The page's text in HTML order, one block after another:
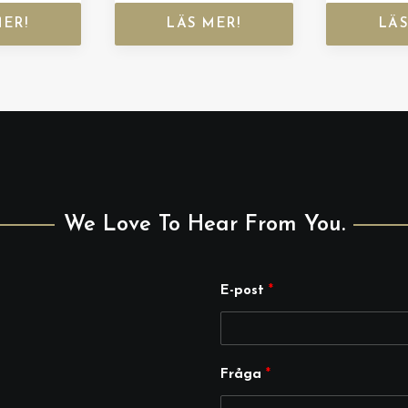
LÄS MER!
We Love To Hear From You.
E-post *
E
Fråga *